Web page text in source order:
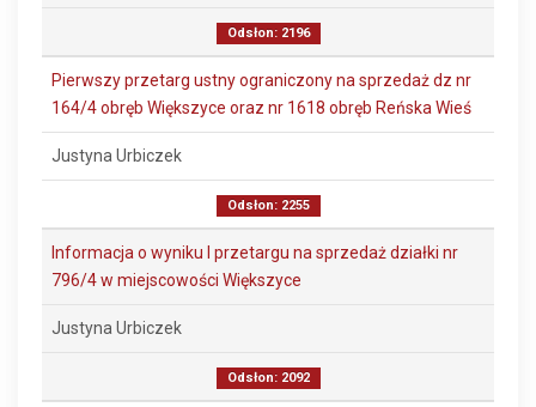
Odsłon: 2196
Pierwszy przetarg ustny ograniczony na sprzedaż dz nr
164/4 obręb Większyce oraz nr 1618 obręb Reńska Wieś
Justyna Urbiczek
Odsłon: 2255
Informacja o wyniku I przetargu na sprzedaż działki nr
796/4 w miejscowości Większyce
Justyna Urbiczek
Odsłon: 2092